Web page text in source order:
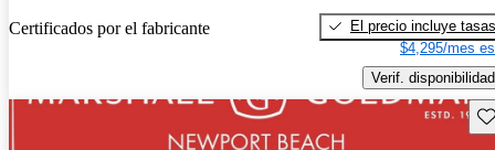
Certificados por el fabricante
El precio incluye tasas
$4,295/mes
Verif. disponibilidad